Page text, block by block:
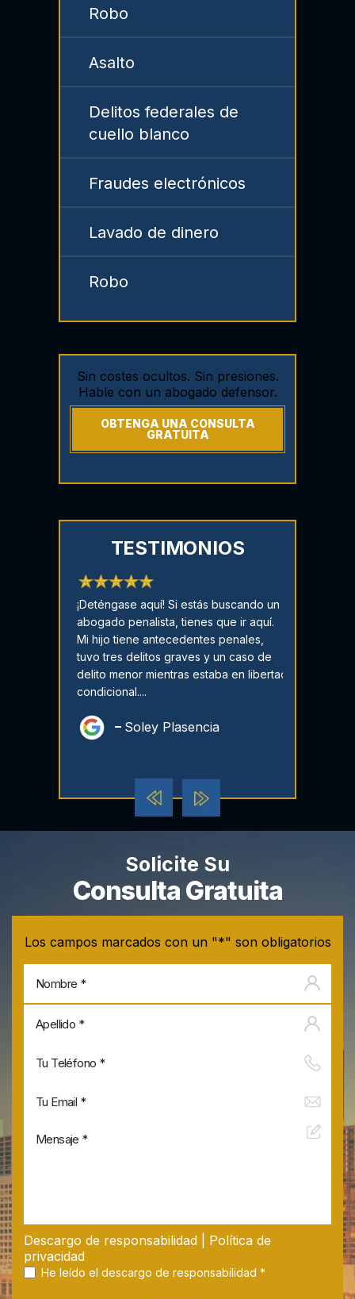
Robo
Asalto
Delitos federales de
cuello blanco
Fraudes electrónicos
Lavado de dinero
Robo
Sin costes ocultos. Sin presiones.
Hable con un abogado defensor.
OBTENGA UNA CONSULTA
GRATUITA
TESTIMONIOS
¡Deténgase aquí! Si estás buscando un
abogado penalista, tienes que ir aquí.
Mi hijo tiene antecedentes penales,
tuvo tres delitos graves y un caso de
delito menor mientras estaba en libertad
condicional....
Soley Plasencia
Solicite Su
Consulta Gratuita
Los campos marcados con un "*" son obligatorios
Descargo de responsabilidad
Política de
privacidad
He leído el descargo de responsabilidad *